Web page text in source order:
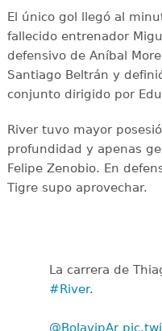
El único gol llegó al
fallecido entrenador
defensivo de Aníbal
Santiago Beltrán y
conjunto dirigido por
River tuvo mayor
profundidad y apenas
Felipe Zenobio. En
Tigre supo aprovechar.
La carrera de
#River.
@BolavipAr